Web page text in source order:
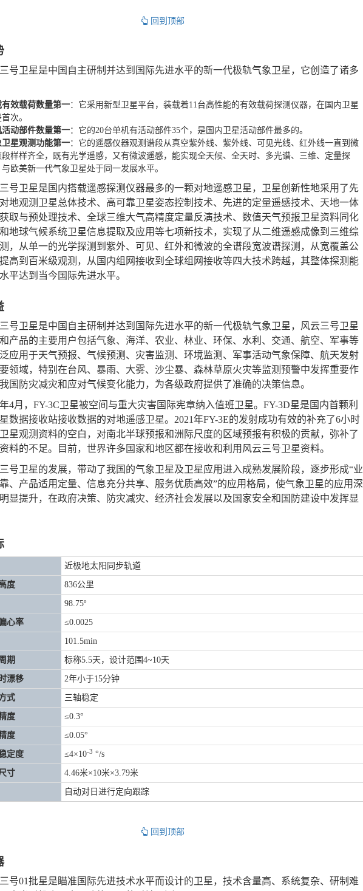
回到顶部
号卫星是中国自主研制并达到国际先进水平的新一代极轨气象卫星，它创造了诸多
有效载荷数量第一：它采用新型卫星平台，装载着11台高性能的有效载荷探测仪器，在国内卫星
次。
活动部件数量第一：它的20台单机有活动部件35个，是国内卫星活动部件最多的。
卫星观测功能第一：它的遥感仪器观测谱段从真空紫外线、紫外线、可见光线、红外线一直到微
段样样齐全，既有光学遥感，又有微波遥感，能实现全天候、全天时、多光谱、三维、定量探
欧美新一代气象卫星处于同一发展水平。
号卫星是国内搭载遥感探测仪器最多的一颗对地遥感卫星，卫星创新性地采用了先
地观测卫星总体技术、高可靠卫星姿态控制技术、先进的定量遥感技术、天地一体
取与预处理技术、全球三维大气高精度定量反演技术、数值天气预报卫星资料同化
地球气候系统卫星信息提取及应用等七项新技术，实现了从二维遥感成像到三维综
，从单一的光学探测到紫外、可见、红外和微波的全谱段宽波谱探测，从宽覆盖公
高到百米级观测，从国内组网接收到全球组网接收等四大技术跨越，其整体探测能
平达到当今国际先进水平。
号卫星是中国自主研制并达到国际先进水平的新一代极轨气象卫星，风云三号卫星
产品的主要用户包括气象、海洋、农业、林业、环保、水利、交通、航空、军事等
应用于天气预报、气候预测、灾害监测、环境监测、军事活动气象保障、航天发射
领域，特别在台风、暴雨、大雾、沙尘暴、森林草原火灾等监测预警中发挥重要作
国防灾减灾和应对气候变化能力，为各级政府提供了准确的决策信息。
4月，FY-3C卫星被空间与重大灾害国际宪章纳入值班卫星。FY-3D星是国内首颗利
数据接收站接收数据的对地遥感卫星。2021年FY-3E的发射成功有效的补充了6小时
星观测资料的空白，对南北半球预报和洲际尺度的区域预报有积极的贡献，弥补了
料的不足。目前，世界许多国家和地区都在接收和利用风云三号卫星资料。
号卫星的发展，带动了我国的气象卫星及卫星应用进入成熟发展阶段，逐步形成“业
、产品适用定量、信息充分共享、服务优质高效”的应用格局，使气象卫星的应用深
显提升，在政府决策、防灾减灾、经济社会发展以及国家安全和国防建设中发挥显
近极地太阳同步轨道
度 836公里
98.75º
心率 ≤0.0025
101.5min
期 标称5.5天，设计范围4~10天
漂移 2年小于15分钟
式 三轴稳定
度 ≤0.3°
度 ≤0.05°
定度 ≤4×10-3 °/s
寸 4.46米×10米×3.79米
自动对日进行定向跟踪
回到顶部
号01批星是瞄准国际先进技术水平而设计的卫星，技术含量高、系统复杂、研制难